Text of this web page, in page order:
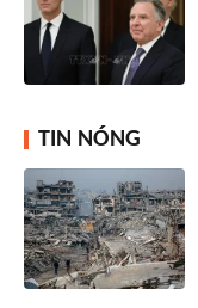
TIN NÓNG